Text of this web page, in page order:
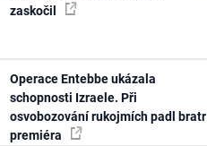
zaskočil
Operace Entebbe ukázala
schopnosti Izraele. Při
osvobozování rukojmích padl bratr
premiéra